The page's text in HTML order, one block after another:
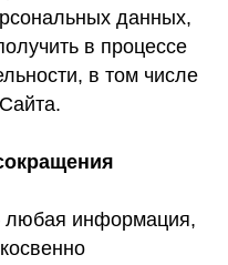
данных,
в процессе
в том числе
любая информация,